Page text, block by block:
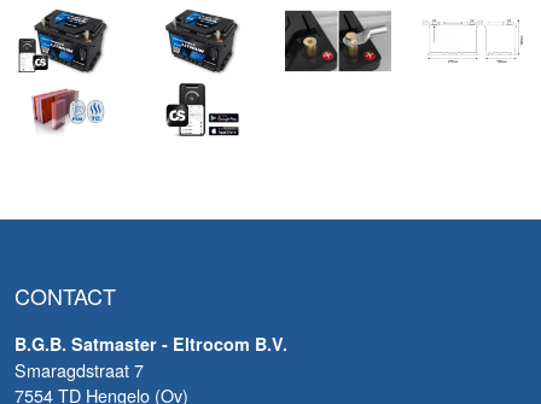
CONTACT
B.G.B. Satmaster - Eltrocom B.V.
Smaragdstraat 7
7554 TD Hengelo (Ov)